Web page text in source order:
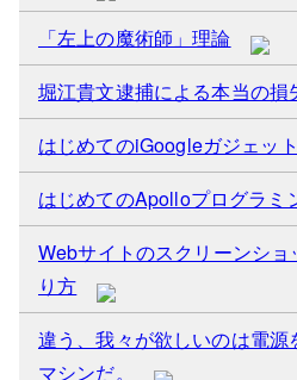
「左上の魔術師」理論
堀江貴文逮捕による本当の損
はじめてのiGoogleガジェッ
はじめてのApolloプログラミ
Webサイトのスクリーンシ
り方
違う、我々が欲しいのは電
マシンだ。